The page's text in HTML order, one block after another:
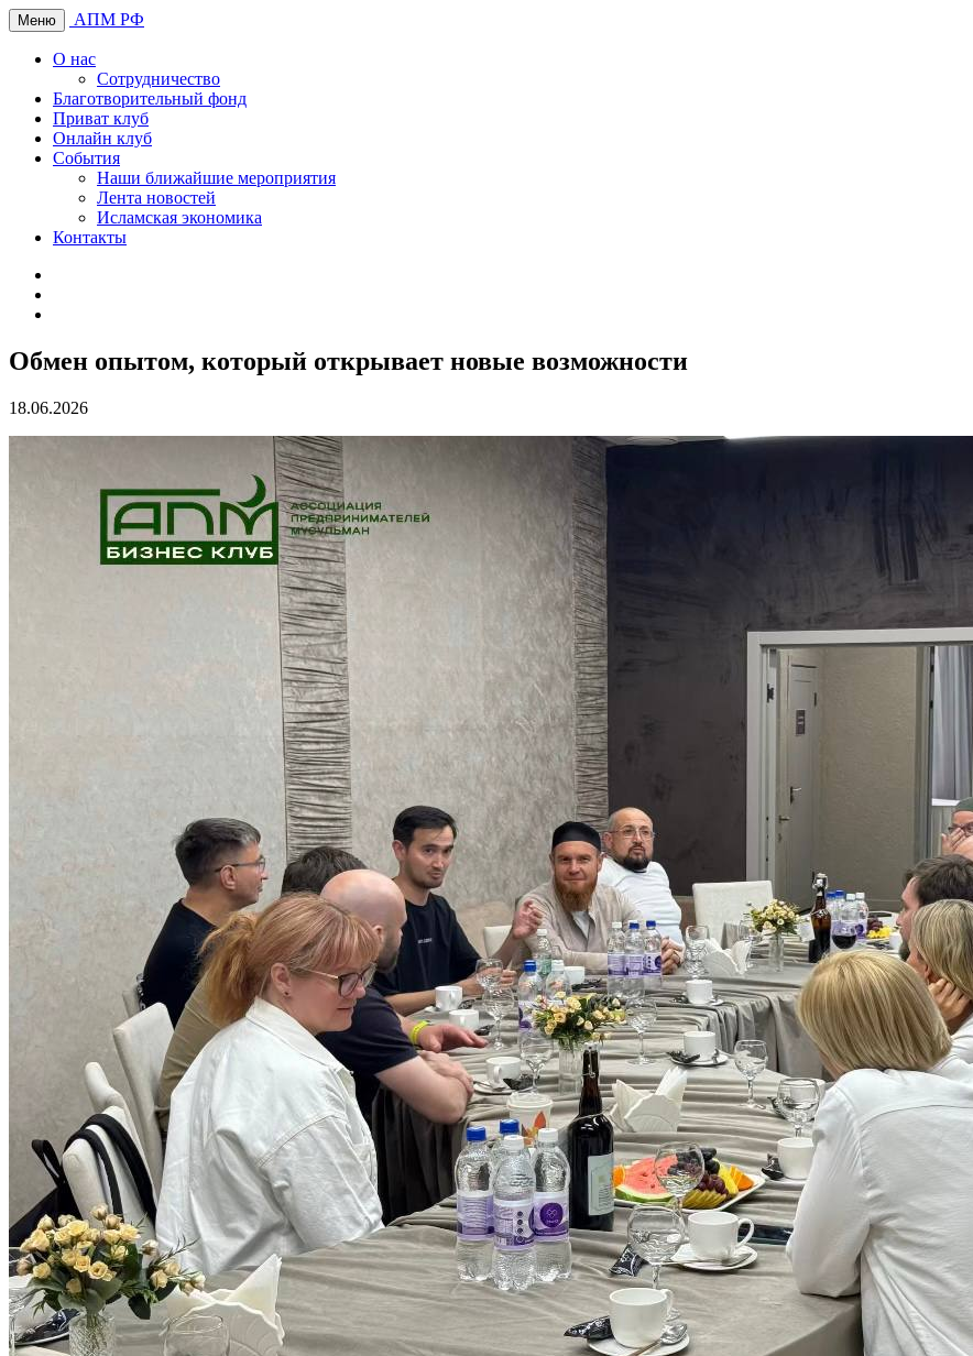
Меню АПМ РФ
О нас
Сотрудничество
Благотворительный фонд
Приват клуб
Онлайн клуб
События
Наши ближайшие мероприятия
Лента новостей
Исламская экономика
Контакты
Обмен опытом, который открывает новые возможности
18.06.2026